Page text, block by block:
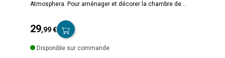
Atmosphera. Pour aménager et décorer la chambre de
Rangement 1 case avec message sur le devant 'Dream
big'. A monter soi-même. Coloris blanc et naturel. En bois
massif (pin) et fibres de bois (MDF). Dimensions 33x30 cm,
hauteur 40 cm. Poids 4.5 kg.
29,99 €
Disponible sur commande